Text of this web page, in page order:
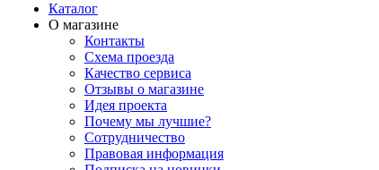
Каталог
О магазине
Контакты
Схема проезда
Качество сервиса
Отзывы о магазине
Идея проекта
Почему мы лучшие?
Сотрудничество
Правовая информация